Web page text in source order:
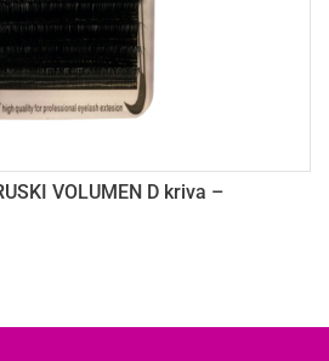
VOLUMEN D kriva –